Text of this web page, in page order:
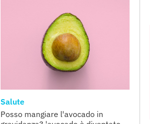
Salute
Posso mangiare l'avocado in